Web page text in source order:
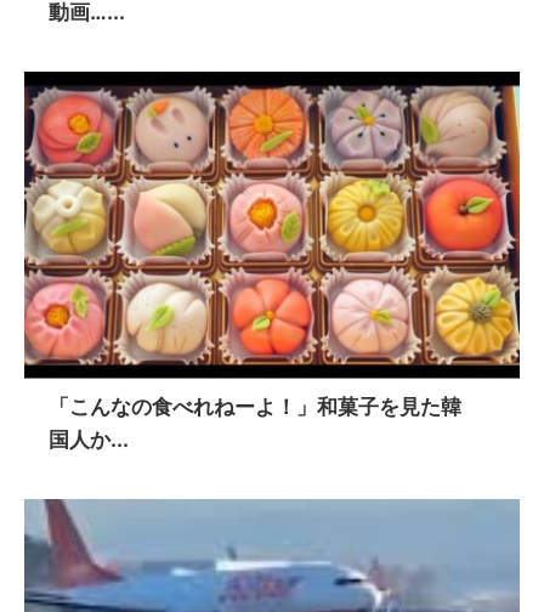
動画…...
「こんなの食べれねーよ！」和菓子を見た韓
国人か...